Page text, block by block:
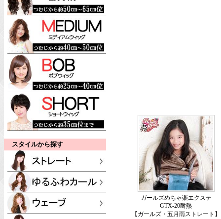
スタイルから探す
ガールズめちゃ楽エクステ
GTX-20耐熱
【ガールズ・五月雨ストレート】